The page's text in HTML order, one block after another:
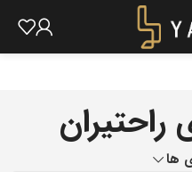
راحتیران
ها